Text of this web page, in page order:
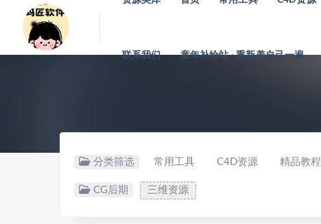
联系我们 童年补给站 · 重新养自己一遍
分类筛选 常用工具 C4D资源 精品教程
CG后期 三维资源